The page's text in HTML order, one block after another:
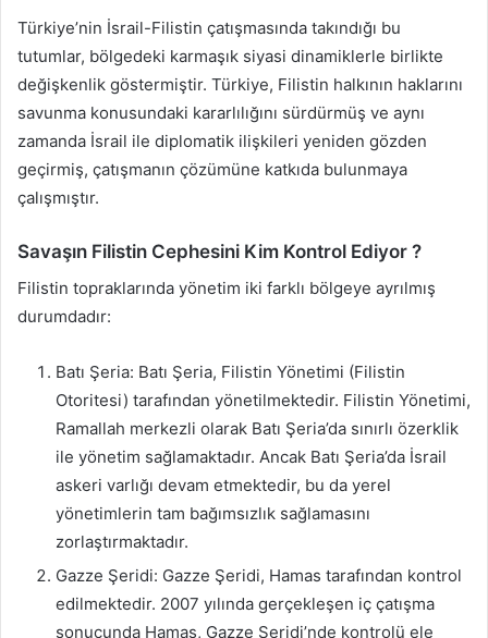
Türkiye’nin İsrail-Filistin çatışmasında takındığı bu
tutumlar, bölgedeki karmaşık siyasi dinamiklerle birlikte
değişkenlik göstermiştir. Türkiye, Filistin halkının haklarını
savunma konusundaki kararlılığını sürdürmüş ve aynı
zamanda İsrail ile diplomatik ilişkileri yeniden gözden
geçirmiş, çatışmanın çözümüne katkıda bulunmaya
çalışmıştır.
Savaşın Filistin Cephesini Kim Kontrol Ediyor ?
Filistin topraklarında yönetim iki farklı bölgeye ayrılmış
durumdadır:
Batı Şeria: Batı Şeria, Filistin Yönetimi (Filistin
Otoritesi) tarafından yönetilmektedir. Filistin Yönetimi,
Ramallah merkezli olarak Batı Şeria’da sınırlı özerklik
ile yönetim sağlamaktadır. Ancak Batı Şeria’da İsrail
askeri varlığı devam etmektedir, bu da yerel
yönetimlerin tam bağımsızlık sağlamasını
zorlaştırmaktadır.
Gazze Şeridi: Gazze Şeridi, Hamas tarafından kontrol
edilmektedir. 2007 yılında gerçekleşen iç çatışma
sonucunda Hamas, Gazze Şeridi’nde kontrolü ele